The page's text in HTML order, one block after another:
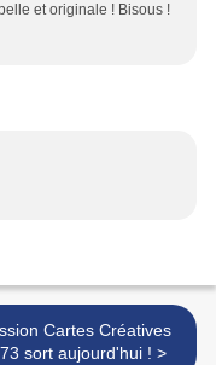
et originale ! Bisous !
Cartes Créatives
n°73 sort aujourd'hui ! >